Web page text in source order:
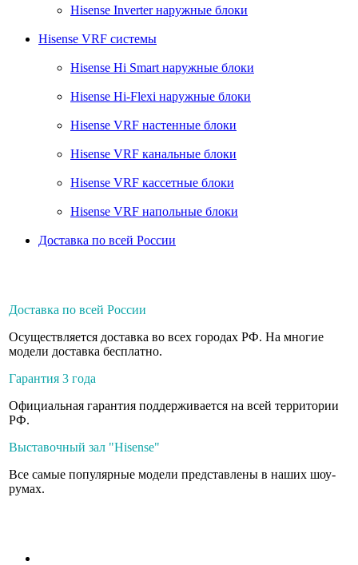
Hisense Inverter наружные блоки
Hisense VRF системы
Hisense Hi Smart наружные блоки
Hisense Hi-Flexi наружные блоки
Hisense VRF настенные блоки
Hisense VRF канальные блоки
Hisense VRF кассетные блоки
Hisense VRF напольные блоки
Доставка по всей России
Доставка по всей России
Осуществляется доставка во всех городах РФ. На многие
модели доставка бесплатно.
Гарантия 3 года
Официальная гарантия поддерживается на всей территории
РФ.
Выставочный зал "Hisense"
Все самые популярные модели представлены в наших шоу-
румах.